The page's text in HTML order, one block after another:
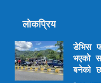
लोकप्रिय
डेभिस
भएको
बनेको